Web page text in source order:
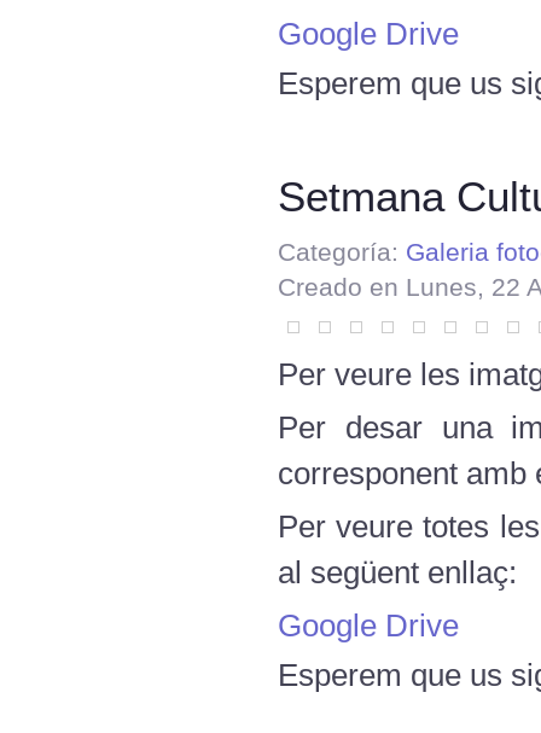
Google Drive
Esperem que us
Setmana
Categoría: Galeria
Creado en Lunes, 22
Per veure les
Per desar una
corresponent amb
Per veure totes
al següent enllaç:
Google Drive
Esperem que us